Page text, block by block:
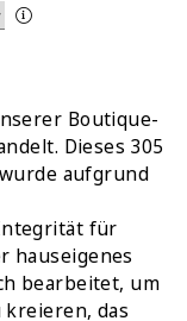
Boutique-
Dieses 305
aufgrund
für
hauseigenes
bearbeitet, um
kreieren, das